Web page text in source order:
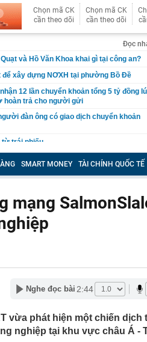
Chọn mã CK
cần theo dõi
Chọn mã CK
cần theo dõi
Đọc
và Hồ Văn Khoa khai gì tại công an?
để xây dựng NƠXH tại phường Bồ Đề
12 lần chuyển khoản tổng 5 tỷ đồng
hoàn trả cho người gửi
đàn ông có giao dịch chuyển khoản
từ trái phiếu
mẻ quanh năm, bao quanh là núi đá
làm siêu tổ hợp 21.000 tỷ đồng gồm cáp
chơi
nhầm nhưng không trả
BIM Group...liên danh có nhà đầu tư đến
siêu dự án 18 tỷ USD, quy mô 6.500ha
phố trực thuộc Trung ương
trạng nhà đầu tư mua vào trong hưng
BỎ NGAY
SMART MONEY TÀI CHÍNH QUỐC TẾ
mạng
Nghe đọc bài 2:44
vừa phát hiện một chiến dịch
nghiệp tại khu vực châu Á -